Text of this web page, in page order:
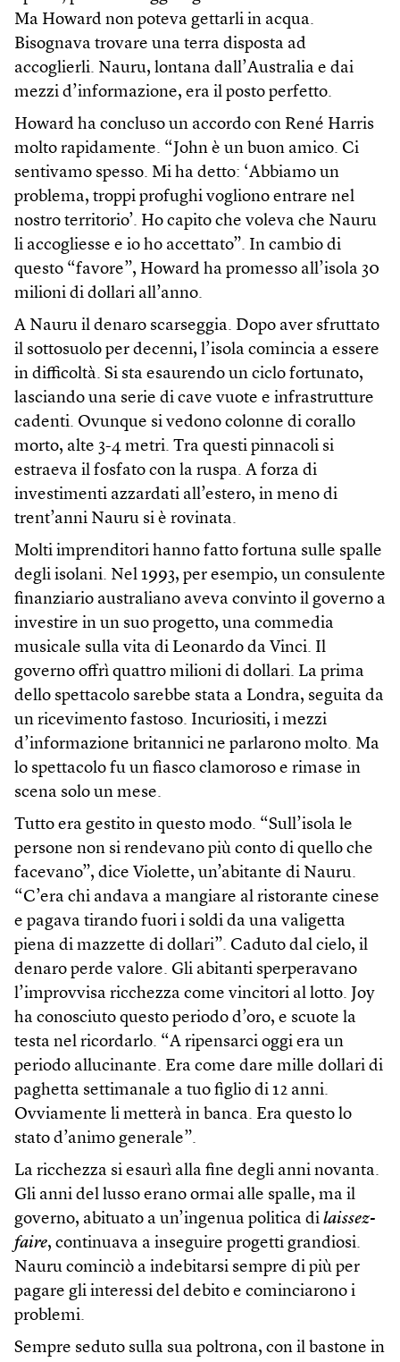
Ma Howard non poteva gettarli in acqua.
Bisognava trovare una terra disposta ad
accoglierli. Nauru, lontana dall’Australia e dai
mezzi d’informazione, era il posto perfetto.
Howard ha concluso un accordo con René Harris
molto rapidamente. “John è un buon amico. Ci
sentivamo spesso. Mi ha detto: ‘Abbiamo un
problema, troppi profughi vogliono entrare nel
nostro territorio’. Ho capito che voleva che Nauru
li accogliesse e io ho accettato”. In cambio di
questo “favore”, Howard ha promesso all’isola 30
milioni di dollari all’anno.
A Nauru il denaro scarseggia. Dopo aver sfruttato
il sottosuolo per decenni, l’isola comincia a essere
in difficoltà. Si sta esaurendo un ciclo fortunato,
lasciando una serie di cave vuote e infrastrutture
cadenti. Ovunque si vedono colonne di corallo
morto, alte 3-4 metri. Tra questi pinnacoli si
estraeva il fosfato con la ruspa. A forza di
investimenti azzardati all’estero, in meno di
trent’anni Nauru si è rovinata.
Molti imprenditori hanno fatto fortuna sulle spalle
degli isolani. Nel 1993, per esempio, un consulente
finanziario australiano aveva convinto il governo a
investire in un suo progetto, una commedia
musicale sulla vita di Leonardo da Vinci. Il
governo offrì quattro milioni di dollari. La prima
dello spettacolo sarebbe stata a Londra, seguita da
un ricevimento fastoso. Incuriositi, i mezzi
d’informazione britannici ne parlarono molto. Ma
lo spettacolo fu un fiasco clamoroso e rimase in
scena solo un mese.
Tutto era gestito in questo modo. “Sull’isola le
persone non si rendevano più conto di quello che
facevano”, dice Violette, un’abitante di Nauru.
“C’era chi andava a mangiare al ristorante cinese
e pagava tirando fuori i soldi da una valigetta
piena di mazzette di dollari”. Caduto dal cielo, il
denaro perde valore. Gli abitanti sperperavano
l’improvvisa ricchezza come vincitori al lotto. Joy
ha conosciuto questo periodo d’oro, e scuote la
testa nel ricordarlo. “A ripensarci oggi era un
periodo allucinante. Era come dare mille dollari di
paghetta settimanale a tuo figlio di 12 anni.
Ovviamente li metterà in banca. Era questo lo
stato d’animo generale”.
La ricchezza si esaurì alla fine degli anni novanta.
Gli anni del lusso erano ormai alle spalle, ma il
governo, abituato a un’ingenua politica di laissez-
faire, continuava a inseguire progetti grandiosi.
Nauru cominciò a indebitarsi sempre di più per
pagare gli interessi del debito e cominciarono i
problemi.
Sempre seduto sulla sua poltrona, con il bastone in